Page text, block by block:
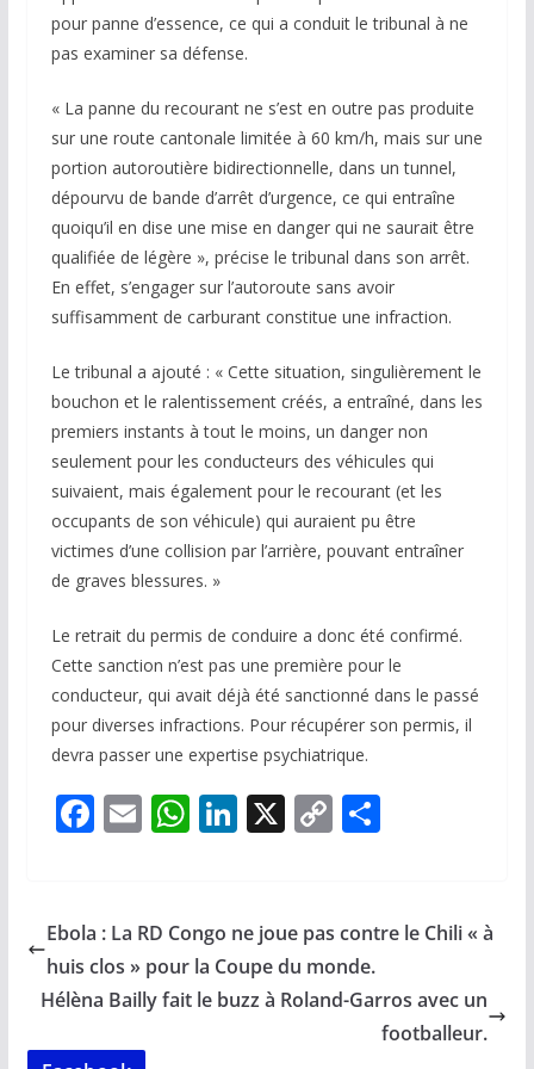
pour panne d’essence, ce qui a conduit le tribunal à ne
pas examiner sa défense.
« La panne du recourant ne s’est en outre pas produite
sur une route cantonale limitée à 60 km/h, mais sur une
portion autoroutière bidirectionnelle, dans un tunnel,
dépourvu de bande d’arrêt d’urgence, ce qui entraîne
quoiqu’il en dise une mise en danger qui ne saurait être
qualifiée de légère », précise le tribunal dans son arrêt.
En effet, s’engager sur l’autoroute sans avoir
suffisamment de carburant constitue une infraction.
Le tribunal a ajouté : « Cette situation, singulièrement le
bouchon et le ralentissement créés, a entraîné, dans les
premiers instants à tout le moins, un danger non
seulement pour les conducteurs des véhicules qui
suivaient, mais également pour le recourant (et les
occupants de son véhicule) qui auraient pu être
victimes d’une collision par l’arrière, pouvant entraîner
de graves blessures. »
Le retrait du permis de conduire a donc été confirmé.
Cette sanction n’est pas une première pour le
conducteur, qui avait déjà été sanctionné dans le passé
pour diverses infractions. Pour récupérer son permis, il
devra passer une expertise psychiatrique.
F
b
o
o
k
E
l
W
s
A
p
Li
e
dI
n
X C
y
Li
n
P
g
Ebola : La RD Congo ne joue pas contre le Chili « à
huis clos » pour la Coupe du monde.
Hélèna Bailly fait le buzz à Roland-Garros avec un
footballeur.